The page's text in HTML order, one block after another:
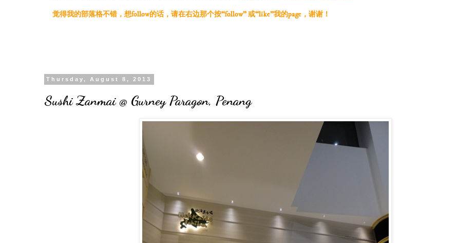
觉得我的部落格不错，想follow的话，请在右边那个按“follow” 或“like”我的page，谢谢！
Thursday, August 8, 2013
Sushi Zanmai @ Gurney Paragon, Penang